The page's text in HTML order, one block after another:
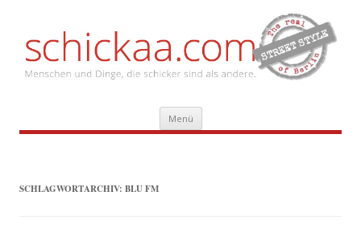
Menü Zum
Inhalt
springen
SCHLAGWORTARCHIV: BLU FM